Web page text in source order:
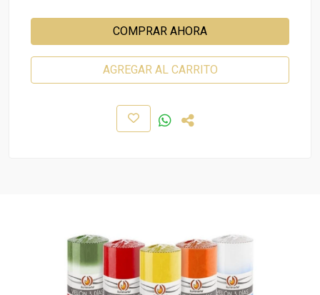
COMPRAR AHORA
AGREGAR AL CARRITO